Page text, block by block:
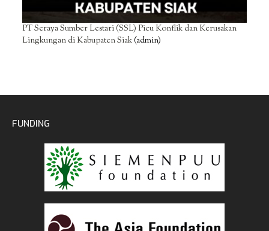
PT Seraya Sumber Lestari (SSL) Picu Konflik dan Kerusakan
Lingkungan di Kabupaten Siak(admin)
FUNDING